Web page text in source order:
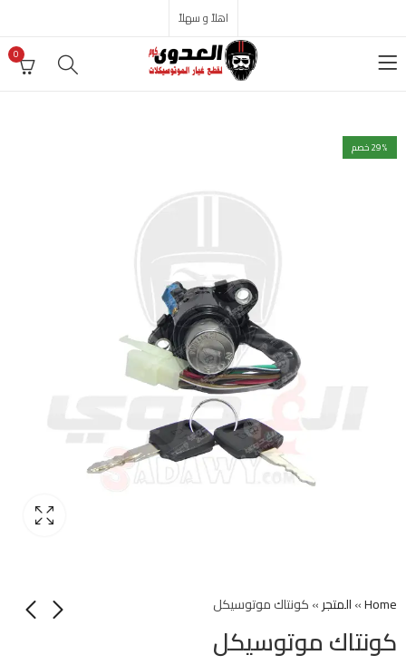
اهلاً و سهلاً
0
29% خصم
Home
»المتجر»كونتاك موتوسيكل
كونتاك موتوسيكل